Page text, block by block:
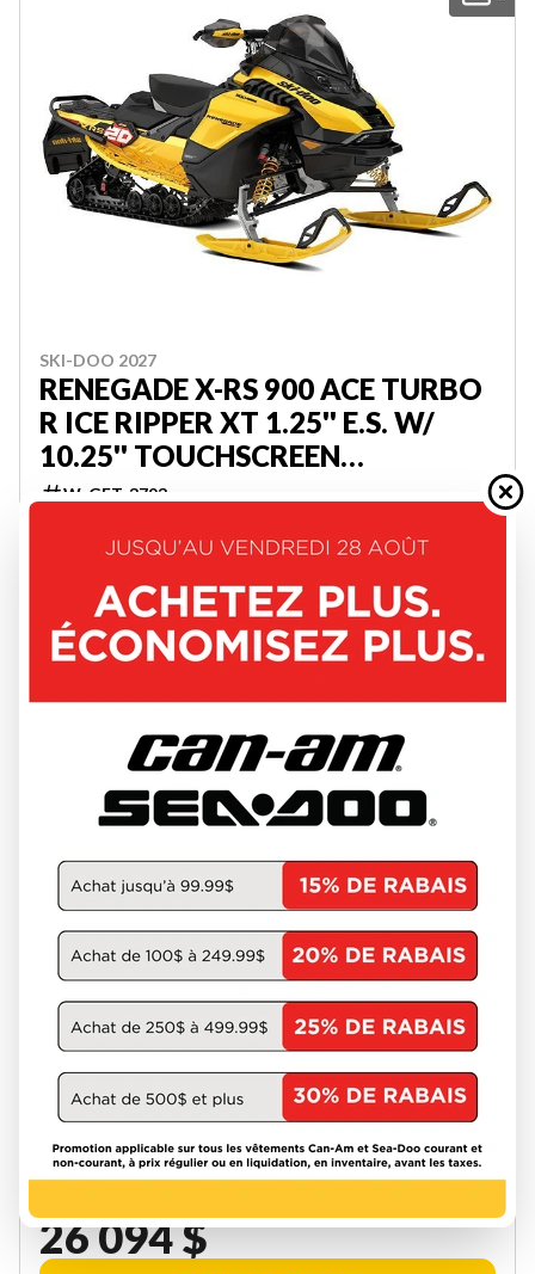
SKI-DOO 2027
RENEGADE X-RS 900 ACE TURBO
R ICE RIPPER XT 1.25'' E.S. W/
10.25'' TOUCHSCREEN
000DAVM00
W-GET-3793
25 994 $
VOIR LES DÉTAILS
EXPEDITION SE 900 ACE TURBO
R COBRA 1.8'' E.S. W/ 10.25''
TOUCHSCREEN 000AYVB00
26 094 $